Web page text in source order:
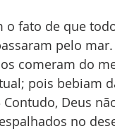
o fato de que
pelo
comeram do
pois bebiam
Deus
no